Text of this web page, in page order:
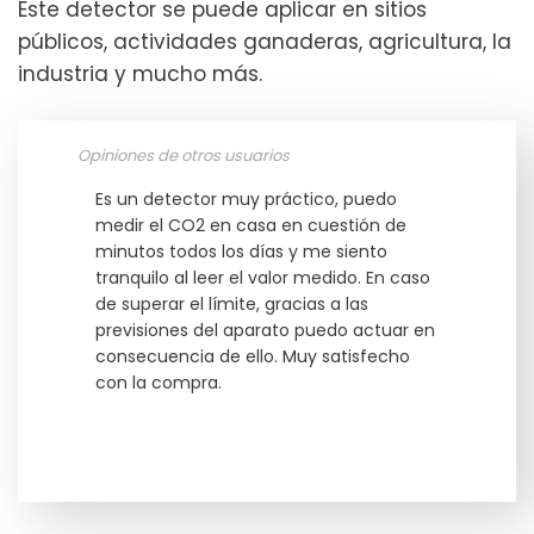
Este detector se puede aplicar en sitios
públicos, actividades ganaderas, agricultura, la
industria y mucho más.
Opiniones de otros usuarios
Es un detector muy práctico, puedo
medir el CO2 en casa en cuestión de
minutos todos los días y me siento
tranquilo al leer el valor medido. En caso
de superar el límite, gracias a las
previsiones del aparato puedo actuar en
consecuencia de ello. Muy satisfecho
con la compra.